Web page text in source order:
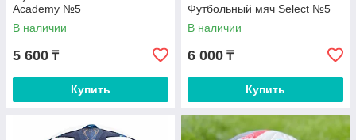
Academy №5
В наличии
5 600 ₸
Купить
Футбольный мяч Select №5
В наличии
6 000 ₸
Купить